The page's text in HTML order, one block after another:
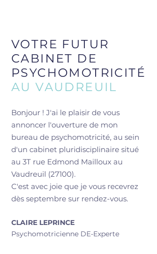
VOTRE FUTUR
CABINET DE
PSYCHOMOTRICITÉ
AU VAUDREUIL
Bonjour ! J'ai le plaisir de vous
annoncer l'ouverture de mon
bureau de psychomotricité, au sein
d'un cabinet pluridisciplinaire situé
au 3T rue Edmond Mailloux au
Vaudreuil (27100).
C'est avec joie que je vous recevrez
dès septembre sur rendez-vous.
CLAIRE LEPRINCE
Psychomotricienne DE-Experte